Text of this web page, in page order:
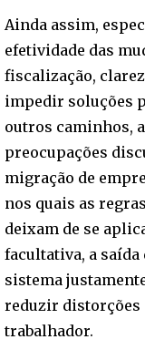
Ainda assim,
efetividade das
fiscalização,
impedir soluções
outros caminhos,
preocupações
migração de
nos quais as
deixam de se
facultativa, a
sistema
reduzir distorções
trabalhador.